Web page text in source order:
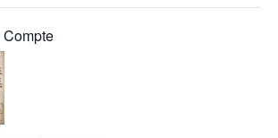
Compte